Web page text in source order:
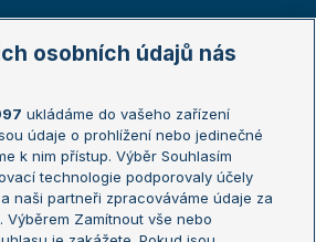
Australian Open
French Open
Wimbledon
US Open
Turnaj mistrů
osobních údajů nás
ukládáme do vašeho zařízení
údaje o prohlížení nebo jedinečné
k nim přístup. Výběr Souhlasím
technologie podporovaly účely
naši partneři zpracováváme údaje za
Výběrem Zamítnout vše nebo